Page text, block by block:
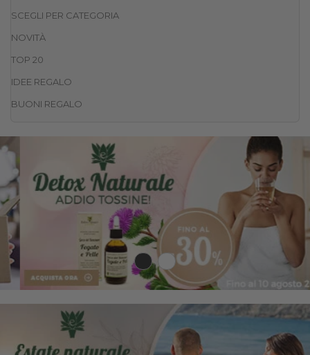
SCEGLI PER CATEGORIA
NOVITÀ
TOP 20
IDEE REGALO
BUONI REGALO